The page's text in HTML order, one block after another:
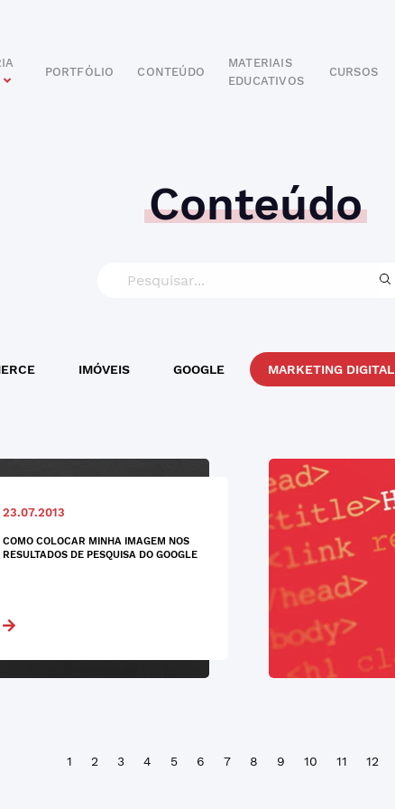
ODONTOLÓGICO
HOTELARIA
BUSINESS INTELIGENCE
PORTFÓLIO CONTEÚDO
MATERIAIS
EDUCATIVOS
CURSOS
Conteúdo
IMÓVEIS GOOGLE MARKETING DIGITAL
23.07.2013
COMO COLOCAR MINHA IMAGEM NOS
RESULTADOS DE PESQUISA DO GOOGLE
1 2 3 4 5 6 7 8 9 10 11 12